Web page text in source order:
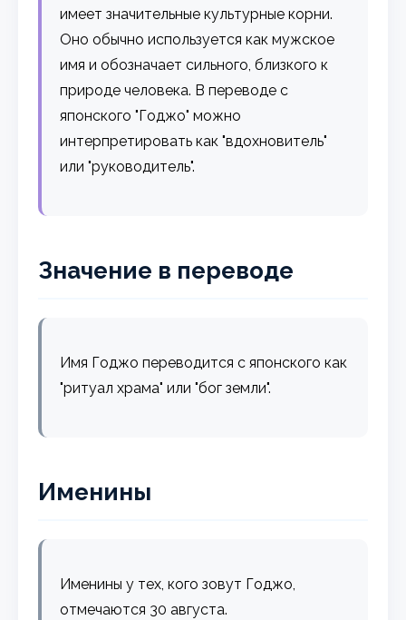
имеет значительные культурные корни.
Оно обычно используется как мужское
имя и обозначает сильного, близкого к
природе человека. В переводе с
японского "Годжо" можно
интерпретировать как "вдохновитель"
или "руководитель".
Значение в переводе
Имя Годжо переводится с японского как
"ритуал храма" или "бог земли".
Именины
Именины у тех, кого зовут Годжо,
отмечаются 30 августа.